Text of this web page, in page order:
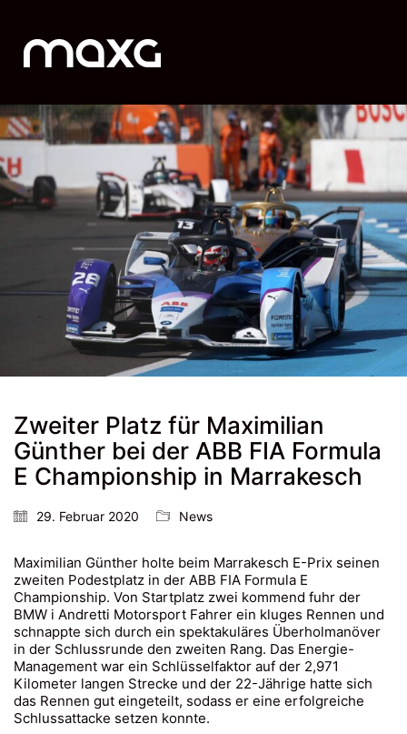
Zweiter Platz für Maximilian
Günther bei der ABB FIA Formula
E Championship in Marrakesch
29. Februar 2020 News
Maximilian Günther holte beim Marrakesch E-Prix seinen
zweiten Podestplatz in der ABB FIA Formula E
Championship. Von Startplatz zwei kommend fuhr der
BMW i Andretti Motorsport Fahrer ein kluges Rennen und
schnappte sich durch ein spektakuläres Überholmanöver
in der Schlussrunde den zweiten Rang. Das Energie-
Management war ein Schlüsselfaktor auf der 2,971
Kilometer langen Strecke und der 22-Jährige hatte sich
das Rennen gut eingeteilt, sodass er eine erfolgreiche
Schlussattacke setzen konnte.